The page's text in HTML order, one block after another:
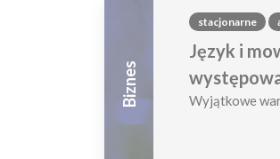
Biznes
stacjonarne
Język i
Wyjątkowe